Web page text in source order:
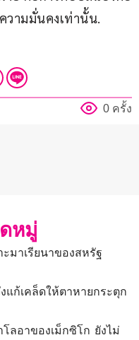
วามมั่นคงเท่านั้น.
0 ครั้ง
หมู่
ะมาเรียนาของสหรัฐ
แก้เคล็ดให้ตาหายกระตุก
ลอาของเม็กซิโก ยังไม่